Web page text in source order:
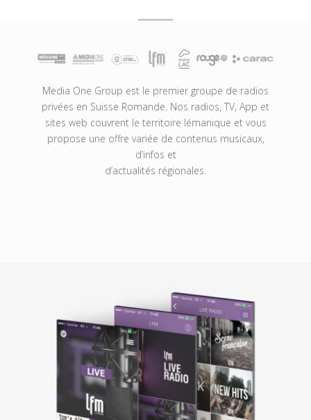
Media One Group est le premier groupe de radios
privées en Suisse Romande. Nos radios, TV, App et
sites web couvrent le territoire lémanique et vous
propose une offre variée de contenus musicaux,
d’infos et
d’actualités régionales.